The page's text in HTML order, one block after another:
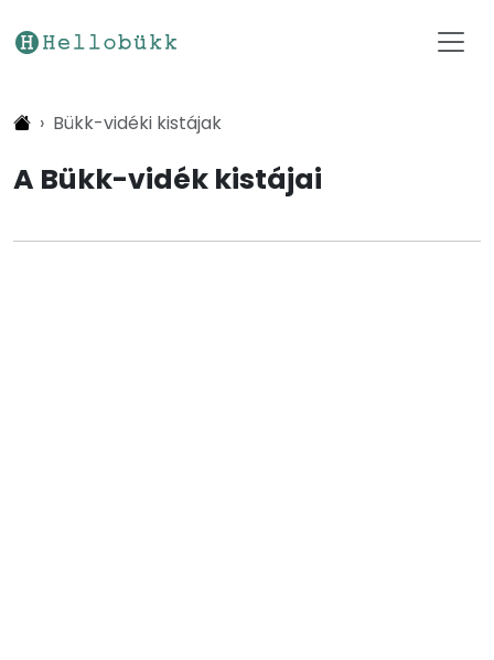
Bükk-vidéki kistájak
A Bükk-vidék kistájai